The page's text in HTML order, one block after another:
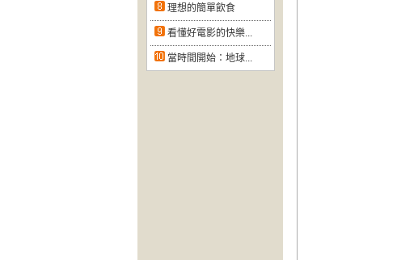
理想的簡單飲食
看懂好電影的快樂...
當時間開始：地球...